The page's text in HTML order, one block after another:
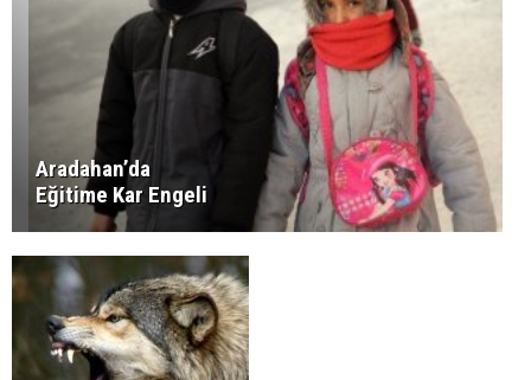
Aradahan’da
Eğitime Kar Engeli